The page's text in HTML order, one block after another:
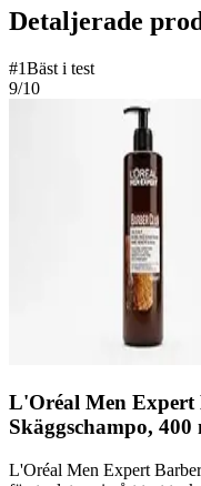
Detaljerade
#1Bäst i test
9/10
L'Oréal Men Expert
Skäggschampo, 400
L'Oréal Men Expert